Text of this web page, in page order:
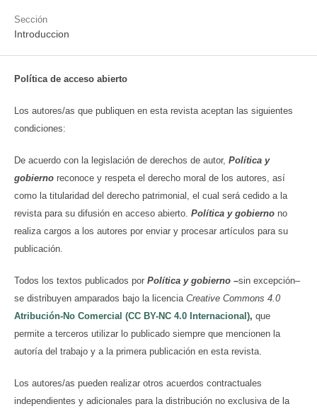
Sección
Introduccion
Política de acceso abierto
Los autores/as que publiquen en esta revista aceptan las siguientes
condiciones:
De acuerdo con la legislación de derechos de autor, Política y
gobierno reconoce y respeta el derecho moral de los autores, así
como la titularidad del derecho patrimonial, el cual será cedido a la
revista para su difusión en acceso abierto. Política y gobierno no
realiza cargos a los autores por enviar y procesar artículos para su
publicación.
Todos los textos publicados por Política y gobierno –sin excepción–
se distribuyen amparados bajo la licencia Creative Commons 4.0
Atribución-No Comercial (CC BY-NC 4.0 Internacional), que
permite a terceros utilizar lo publicado siempre que mencionen la
autoría del trabajo y a la primera publicación en esta revista.
Los autores/as pueden realizar otros acuerdos contractuales
independientes y adicionales para la distribución no exclusiva de la